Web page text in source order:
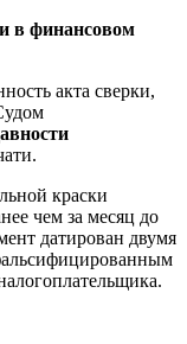
в финансовом
акта сверки,
краски
чем за месяц до
датирован двумя